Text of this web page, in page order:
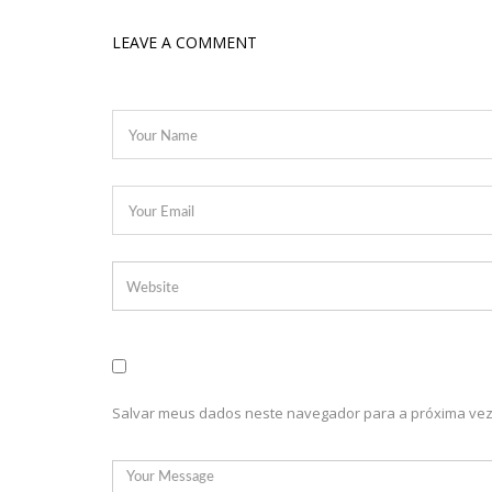
11:39Roger e Caio Ribeiro ‘atropelam’ Galvão Bueno e
11:10Morre, aos 75 anos, Rita Lee, ícone do rock n’ roll
10:58Homem t0rturad0 é jogado em frente à UBS do
18:02
17:45Polo Industrial de Manaus fatura R$ 26,9 bilhões e
LEAVE A COMMENT
Salvar meus dados neste navegador para a próxima